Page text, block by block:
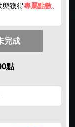
態獲得專屬點數、
完成
點